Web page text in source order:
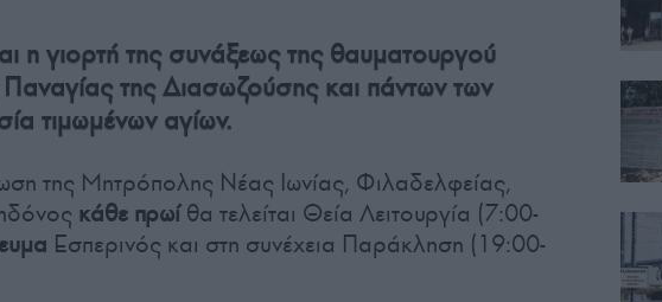
η γιορτή της συνάξεως της θαυματουργού
Παναγίας της Διασωζούσης και πάντων των
τιμωμένων αγίων.
της Μητρόπολης Νέας Ιωνίας, Φιλαδελφείας,
κάθε πρωίθα τελείται Θεία Λειτουργία (7:00-
Εσπερινός και στη συνέχεια Παράκληση (19:00-